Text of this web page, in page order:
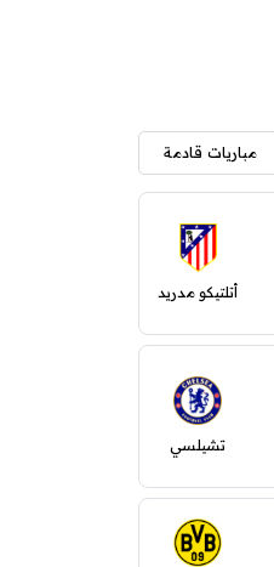
مباريات قادمة
أتلتيكو مدريد
تشيلسي